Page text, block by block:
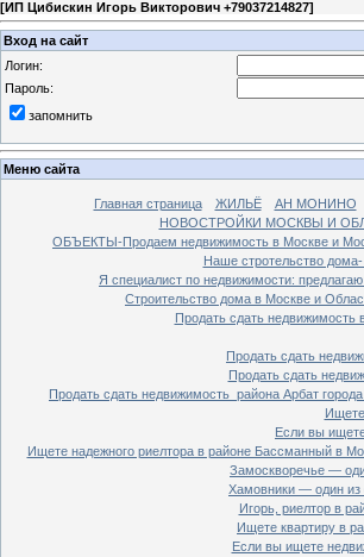
[ИП Цибискин Игорь Викторович +79037214827]
Вход на сайт
Логин:
Пароль:
запомнить
Меню сайта
Главная страница ЖИЛЬЁ АН МОНИНО
НОВОСТРОЙКИ МОСКВЫ И
ОБЪЕКТЫ-Продаем недвижимость в Москве и
Наше стротельство
Я специалист по недвижимости:
Строительство дома в Москве и
Продать сдать недвижимость
Продать сдать
Продать сдать
Продать сдать недвижимость района Арбат
Если вы
Ищете надежного риелтора в районе Бассманный в
Замоскворечье —
Хамовники — один из
Игорь, риелтор в
Ищете квартиру в
Если вы ищете